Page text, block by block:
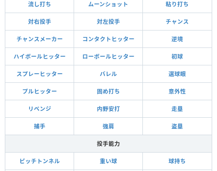
流し打ち ムーンショット 粘り打ち
対右投手 対左投手 チャンス
チャンスメーカー コンタクトヒッター 逆境
ハイボールヒッター ローボールヒッター 初球
スプレーヒッター バレル 選球眼
プルヒッター 固め打ち 意外性
リベンジ 内野安打 走塁
捕手 強肩 盗塁
投手能力
ピッチトンネル 重い球 球持ち